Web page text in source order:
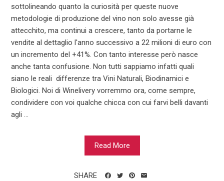
sottolineando quanto la curiosità per queste nuove
metodologie di produzione del vino non solo avesse già
attecchito, ma continui a crescere, tanto da portarne le
vendite al dettaglio l'anno successivo a 22 milioni di euro con
un incremento del +41%. Con tanto interesse però nasce
anche tanta confusione. Non tutti sappiamo infatti quali
siano le reali differenze tra Vini Naturali, Biodinamici e
Biologici. Noi di Winelivery vorremmo ora, come sempre,
condividere con voi qualche chicca con cui farvi belli davanti
agli ...
Read More
SHARE